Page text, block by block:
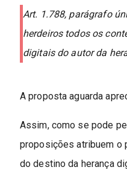
Art. 1.788, parágrafo
herdeiros todos os
digitais do autor da
A proposta aguarda
Assim, como se pode
proposições atribuem o
do destino da herança